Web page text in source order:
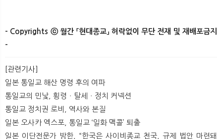
- Copyrights ⓒ 월간 「현대종교」 허락없이 무단 전재 및 재배포금지
-
[관련기사]
일본 통일교 해산 명령 후의 여파
통일교의 민낯, 횡령ㆍ탈세ㆍ정치 커넥션
통일교 정치권 로비, 역사와 본질
일본 오사카 엑스포, 통일교 ‘일화 맥콜’ 퇴출
일본 이단전문가 방한, “한국은 사이비종교 천국, 규제 법안 마련돼